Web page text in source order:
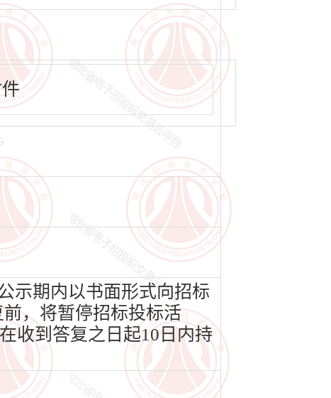
示期内以书面形式向招标
，将暂停招标投标活
收到答复之日起10日内持